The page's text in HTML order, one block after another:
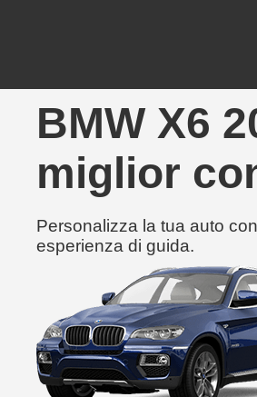
BMW X6
miglior
Personalizza la tua auto
esperienza di guida.